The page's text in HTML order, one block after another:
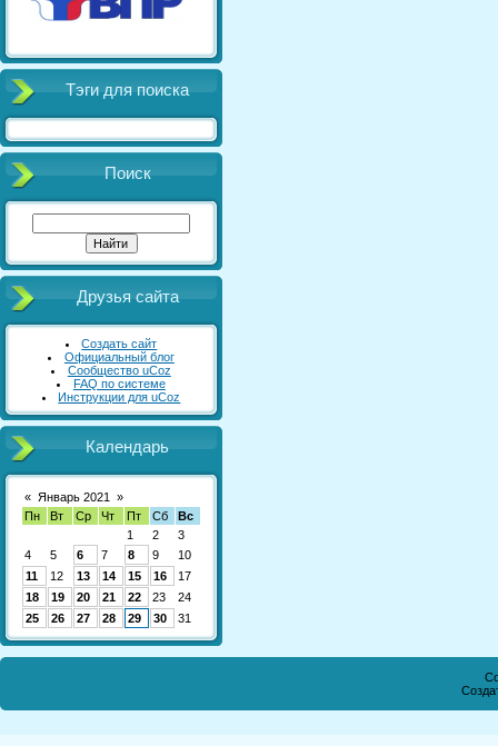
Тэги для поиска
Поиск
Друзья сайта
Создать сайт
Официальный блог
Сообщество uCoz
FAQ по системе
Инструкции для uCoz
Календарь
« Январь 2021
»
Пн
Вт Ср Чт Пт Сб
Вс
1
2
3
4
5 6 7 8 9
10
11
12 13 14 15 16
17
18
19 20 21 22 23
24
25
26 27 28 29 30 31